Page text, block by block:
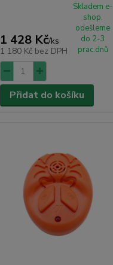
1 428 Kč/ks
1 180 Kč bez DPH
Skladem e-
shop,
odešleme
do 2-3
prac.dnů
Přidat do košíku